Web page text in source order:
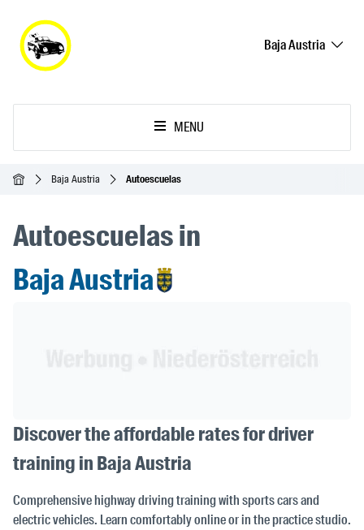
Baja Austria
MENU
Inicio Baja Austria Autoescuelas
Autoescuelas in
Baja Austria
Discover the affordable rates for driver
training in Baja Austria
Comprehensive highway driving training with sports cars and
electric vehicles. Learn comfortably online or in the practice studio.